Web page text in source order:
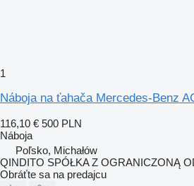
1
Náboja na ťahača Mercedes-Benz
116,10 € 500 PLN
Náboja
Poľsko, Michałów
QINDITO SPÓŁKA Z OGRANICZONĄ
Obráťte sa na predajcu